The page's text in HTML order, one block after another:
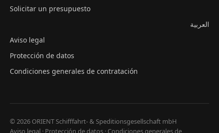
Solicitar un presupuesto
العربية
Aviso legal
Protección de datos
Condiciones generales de contratación
© 2026 ORIENT Schifffahrt- & Speditionsgesellschaft mbH